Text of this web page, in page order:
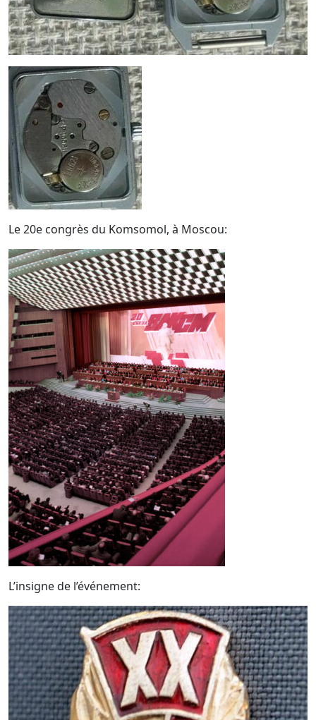
Le 20e congrès du Komsomol, à Moscou:
L’insigne de l’événement: